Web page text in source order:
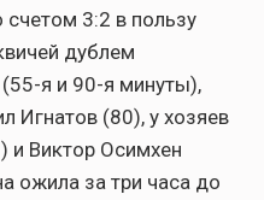
3:2 в пользу
дублем
я и 90-я минуты),
Игнатов (80), у хозяев
и Виктор Осимхен
ожила за три часа до